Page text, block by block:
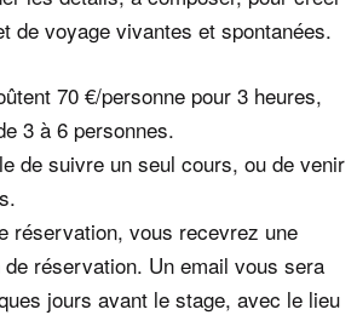
de voyage vivantes et spontanées.
70 €/personne pour 3 heures,
3 à 6 personnes.
de suivre un seul cours, ou de venir
réservation, vous recevrez une
réservation. Un email vous sera
jours avant le stage, avec le lieu